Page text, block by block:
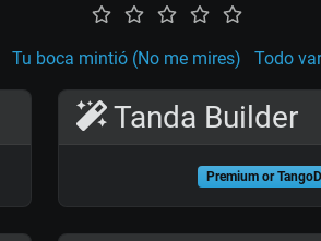
Tu boca mintió (No me mires) Todo
Tanda Builder
Premium or